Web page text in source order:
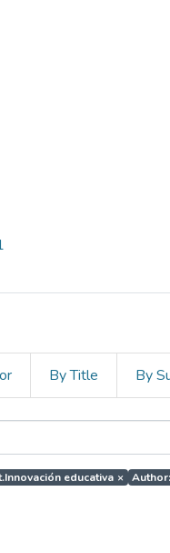
By Title By
educativa ×